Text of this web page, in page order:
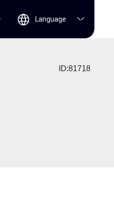
Language
ID:81718